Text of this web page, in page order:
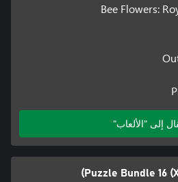
Bee Flowers:
إلى "الألعاب"
Puzzle Bundle 16